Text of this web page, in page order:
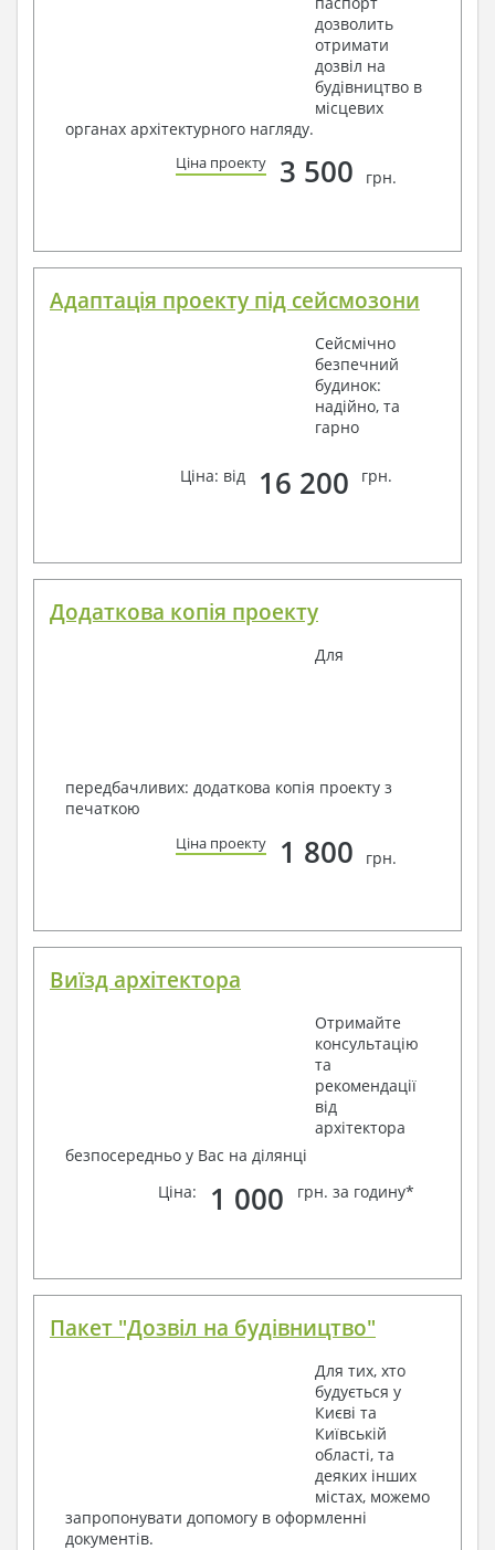
дозволить
отримати
дозвіл на
будівництво в
місцевих
органах архітектурного нагляду.
Ціна проекту 3 500 грн.
Адаптація проекту під сейсмозони
Сейсмічно
безпечний
будинок:
надійно, та
гарно
Ціна: від 16 200 грн.
Додаткова копія проекту
Для
передбачливих: додаткова копія проекту з
печаткою
Ціна проекту 1 800 грн.
Виїзд архітектора
Отримайте
консультацію
та
рекомендації
від
архітектора
безпосередньо у Вас на ділянці
Ціна:
1 000 грн. за годину*
Пакет "Дозвіл на будівництво"
Для тих, хто
будується у
Києві та
Київській
області, та
деяких інших
містах, можемо
запропонувати допомогу в оформленні
документів.